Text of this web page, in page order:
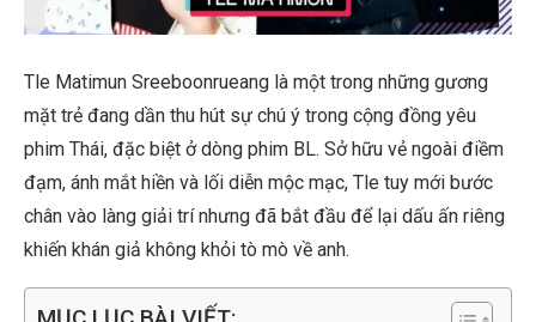
Tle Matimun Sreeboonrueang là một trong những gương
mặt trẻ đang dần thu hút sự chú ý trong cộng đồng yêu
phim Thái, đặc biệt ở dòng phim BL. Sở hữu vẻ ngoài điềm
đạm, ánh mắt hiền và lối diễn mộc mạc, Tle tuy mới bước
chân vào làng giải trí nhưng đã bắt đầu để lại dấu ấn riêng
khiến khán giả không khỏi tò mò về anh.